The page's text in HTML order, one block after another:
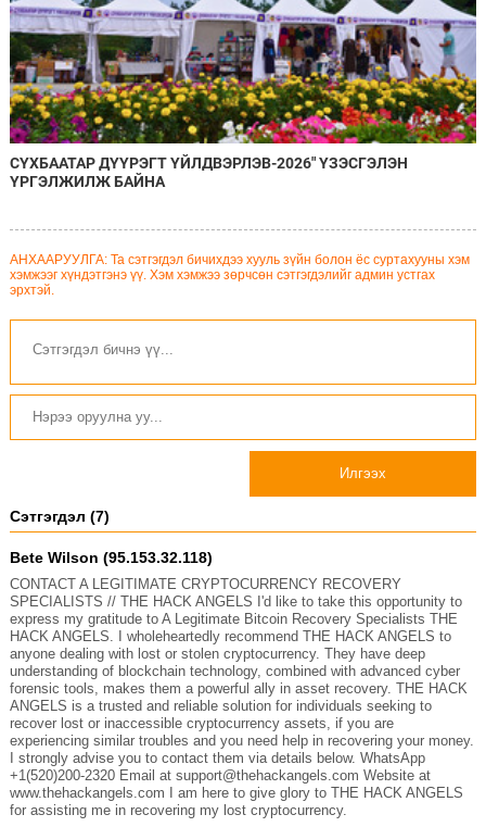
СҮХБААТАР ДҮҮРЭГТ ҮЙЛДВЭРЛЭВ-2026" ҮЗЭСГЭЛЭН
ҮРГЭЛЖИЛЖ БАЙНА
АНХААРУУЛГА: Та сэтгэгдэл бичихдээ хууль зүйн болон ёс суртахууны хэм
хэмжээг хүндэтгэнэ үү. Хэм хэмжээ зөрчсөн сэтгэгдэлийг админ устгах
эрхтэй.
Илгээх
Сэтгэгдэл (7)
Bete Wilson (95.153.32.118)
CONTACT A LEGITIMATE CRYPTOCURRENCY RECOVERY
SPECIALISTS // THE HACK ANGELS I'd like to take this opportunity to
express my gratitude to A Legitimate Bitcoin Recovery Specialists THE
HACK ANGELS. I wholeheartedly recommend THE HACK ANGELS to
anyone dealing with lost or stolen cryptocurrency. They have deep
understanding of blockchain technology, combined with advanced cyber
forensic tools, makes them a powerful ally in asset recovery. THE HACK
ANGELS is a trusted and reliable solution for individuals seeking to
recover lost or inaccessible cryptocurrency assets, if you are
experiencing similar troubles and you need help in recovering your money.
I strongly advise you to contact them via details below. WhatsApp
+1(520)200-2320 Email at support@thehackangels.com Website at
www.thehackangels.com I am here to give glory to THE HACK ANGELS
for assisting me in recovering my lost cryptocurrency.